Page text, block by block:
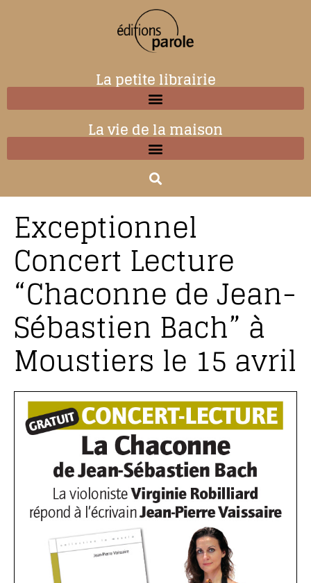
La petite librairie
La vie de la maison
Exceptionnel
Concert Lecture
“Chaconne de Jean-
Sébastien Bach” à
Moustiers le 15 avril